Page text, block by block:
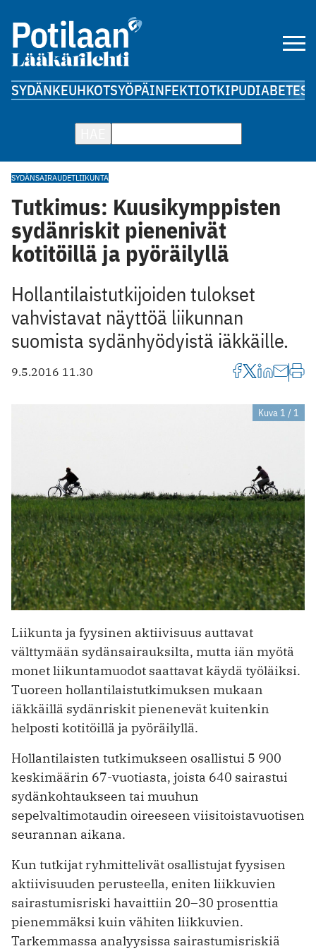
SYDÄNKEUHKOTSYÖPÄINFEKTIOTKIPUDIABETES
SYDÄNSAIRAUDETLIIKUNTA
Tutkimus: Kuusikymppisten
sydänriskit pienenivät
kotitöillä ja pyöräilyllä
Hollantilaistutkijoiden tulokset
vahvistavat näyttöä liikunnan
suomista sydänhyödyistä iäkkäille.
9.5.2016 11.30
Kuva 1 / 1
Liikunta ja fyysinen aktiivisuus auttavat
välttymään sydänsairauksilta, mutta iän myötä
monet liikuntamuodot saattavat käydä työläiksi.
Tuoreen hollantilaistutkimuksen mukaan
iäkkäillä sydänriskit pienenevät kuitenkin
helposti kotitöillä ja pyöräilyllä.
Hollantilaisten tutkimukseen osallistui 5 900
keskimäärin 67-vuotiasta, joista 640 sairastui
sydänkohtaukseen tai muuhun
sepelvaltimotaudin oireeseen viisitoistavuotisen
seurannan aikana.
Kun tutkijat ryhmittelivät osallistujat fyysisen
aktiivisuuden perusteella, eniten liikkuvien
sairastumisriski havaittiin 20–30 prosenttia
pienemmäksi kuin vähiten liikkuvien.
Tarkemmassa analyysissa sairastumisriskiä